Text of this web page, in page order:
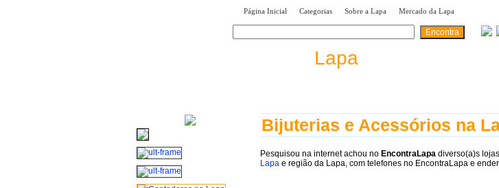
Página Inicial Categorias Sobre a Lapa Mercado da Lapa
Lapa
Bijuterias e Acessórios na
Pesquisou na internet achou no EncontraLapa diverso(a)s
Lapa e região da Lapa, com telefones no EncontraLapa e